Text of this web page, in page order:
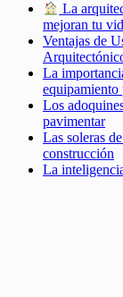
La
mejoran tu
Ventajas de
La
equipamiento
Los
pavimentar
Las soleras
construcción
La